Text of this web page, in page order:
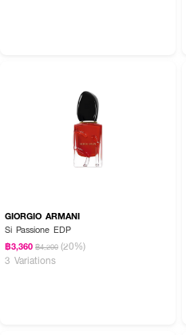
GIORGIO ARMANI
Si Passione EDP
฿3,360 ฿4,200 (20%)
3 Variations